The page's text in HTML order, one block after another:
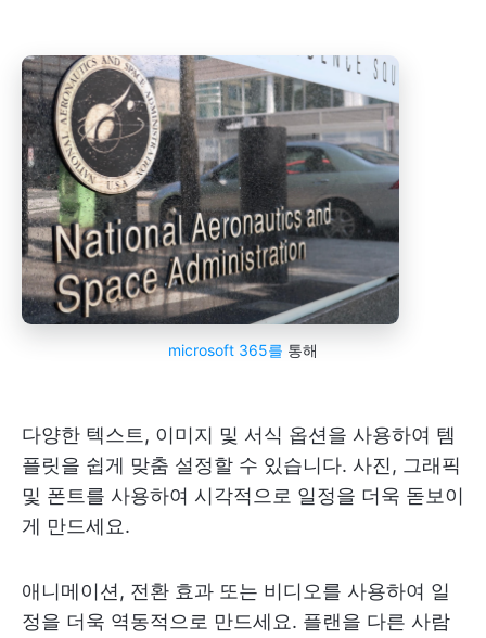
microsoft 365를 통해
다양한 텍스트, 이미지 및 서식 옵션을 사용하여 템
플릿을 쉽게 맞춤 설정할 수 있습니다. 사진, 그래픽
및 폰트를 사용하여 시각적으로 일정을 더욱 돋보이
게 만드세요.
애니메이션, 전환 효과 또는 비디오를 사용하여 일
정을 더욱 역동적으로 만드세요. 플랜을 다른 사람